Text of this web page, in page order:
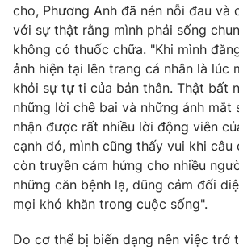
cho, Phương Anh đã nén nỗi đau và
với sự thật rằng mình phải sống
không có thuốc chữa. "Khi mình
ảnh hiện tại lên trang cá nhân là lúc
khỏi sự tự ti của bản thân. Thật bất
những lời chê bai và những ánh mắt
nhận được rất nhiều lời động viên
cạnh đó, mình cũng thấy vui khi câu
còn truyền cảm hứng cho nhiều
những căn bệnh lạ, dũng cảm đối
mọi khó khăn trong cuộc sống".
Do cơ thể bị biến dạng nên việc trở